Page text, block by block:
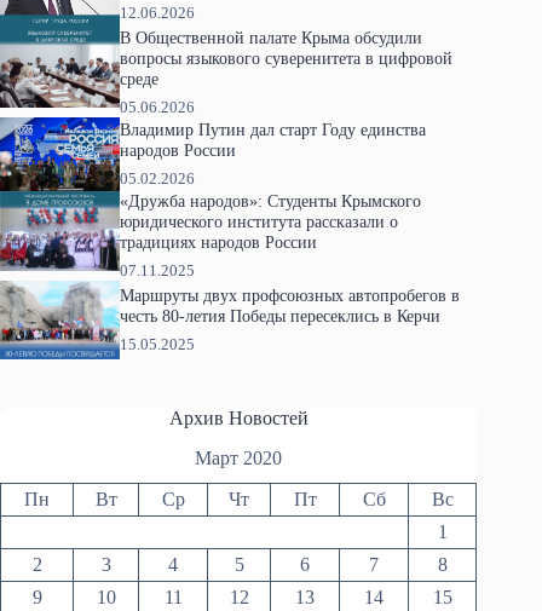
12.06.2026
В Общественной палате Крыма обсудили
вопросы языкового суверенитета в цифровой
среде
05.06.2026
Владимир Путин дал старт Году единства
народов России
05.02.2026
«Дружба народов»: Студенты Крымского
юридического института рассказали о
традициях народов России
07.11.2025
Маршруты двух профсоюзных автопробегов в
честь 80-летия Победы пересеклись в Керчи
15.05.2025
Архив Новостей
Март 2020
Пн Вт Ср Чт Пт Сб
Вс
1
2
3 4 5 6 7
8
9
10 11 12 13 14
15